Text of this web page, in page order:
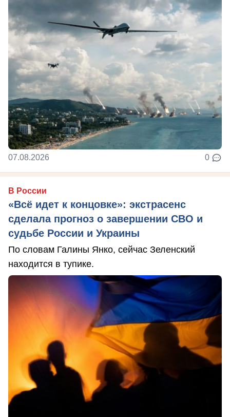
07.08.2026 0
В России
«Всё идет к концовке»: экстрасенс
сделала прогноз о завершении СВО и
судьбе России и Украины
По словам Галины Янко, сейчас Зеленский
находится в тупике.